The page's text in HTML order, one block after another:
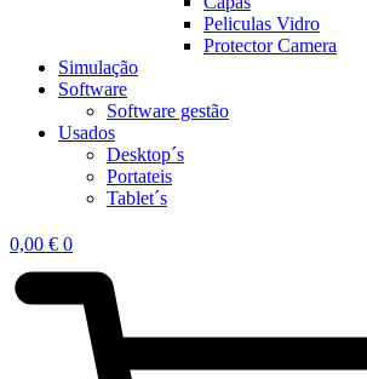
Peliculas Vidro
Protector Camera
Simulação
Software
Software gestão
Usados
Desktop´s
Portateis
Tablet´s
0,00 € 0